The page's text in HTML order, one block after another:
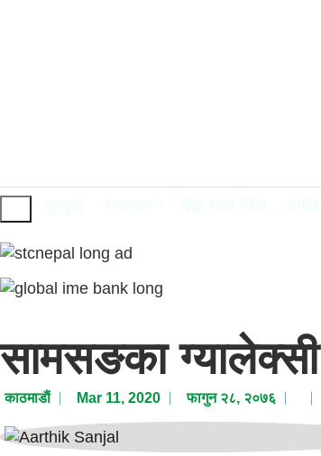
सामसङका
काठमाडाैं Mar 11, 2020 फागुन २८, २०७६